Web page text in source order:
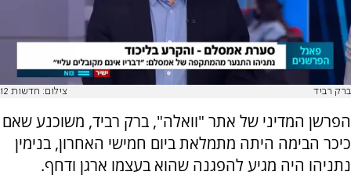
ברק רביד צילום: חדשות 12
הפרשן המדיני של אתר "וואלה", ברק רביד, משוכנע שאם
כיכר הבימה היתה מתמלאת ביום חמישי האחרון, בנימין
נתניהו היה מגיע להפגנה שהוא בעצמו ארגן ודחף.